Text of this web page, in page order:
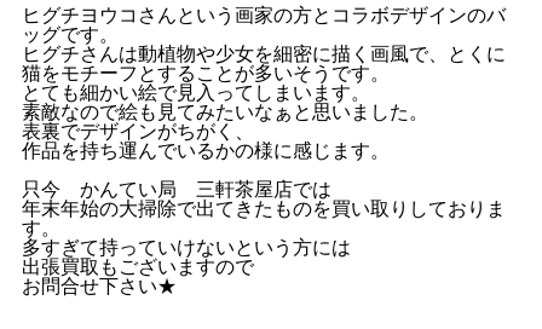
ヒグチヨウコさんという画家の方とコラボデザインのバ
ッグです。
ヒグチさんは動植物や少女を細密に描く画風で、とくに
猫をモチーフとすることが多いそうです。
とても細かい絵で見入ってしまいます。
素敵なので絵も見てみたいなぁと思いました。
表裏でデザインがちがく、
作品を持ち運んでいるかの様に感じます。
只今 かんてい局 三軒茶屋店では
年末年始の大掃除で出てきたものを買い取りしておりま
す。
多すぎて持っていけないという方には
出張買取もございますので
お問合せ下さい★